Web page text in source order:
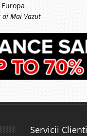
ai Mai Vazut
Servicii Clienti